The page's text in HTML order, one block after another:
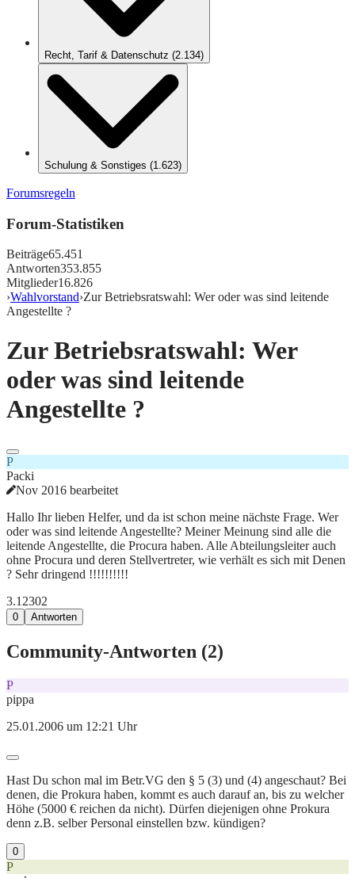
Recht, Tarif & Datenschutz (2.134)
Schulung & Sonstiges (1.623)
Forumsregeln
Forum-Statistiken
Beiträge65.451
Antworten353.855
Mitglieder16.826
›Wahlvorstand›Zur Betriebsratswahl: Wer oder was sind leitende
Angestellte ?
Zur Betriebsratswahl: Wer
oder was sind leitende
Angestellte ?
P
Packi
Nov 2016 bearbeitet
Hallo Ihr lieben Helfer, und da ist schon meine nächste Frage. Wer
oder was sind leitende Angestellte? Meiner Meinung sind alle die
leitende Angestellte, die Procura haben. Alle Abteilungsleiter auch
ohne Procura und deren Stellvertreter, wie verhält es sich mit Denen
? Sehr dringend !!!!!!!!!!
3.12302
0 Antworten
Community-Antworten (2)
P
pippa
25.01.2006 um 12:21 Uhr
Hast Du schon mal im Betr.VG den § 5 (3) und (4) angeschaut? Bei
denen, die Prokura haben, kommt es auch darauf an, bis zu welcher
Höhe (5000 € reichen da nicht). Dürfen diejenigen ohne Prokura
denn z.B. selber Personal einstellen bzw. kündigen?
0
P